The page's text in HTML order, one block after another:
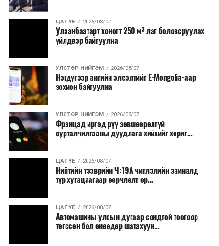
ЦАГ ҮЕ 2026/08/07
Улаанбаатарт хоногт 250 м³ лаг боловсруулах
үйлдвэр байгуулна
УЛСТӨР НИЙГЭМ 2026/08/07
Нэгдүгээр ангийн элсэлтийг E-Mongolia-аар
зохион байгуулна
УЛСТӨР НИЙГЭМ 2026/08/07
Францад иргэд рүү зөвшөөрөлгүй
сурталчилгааны дуудлага хийхийг хориг...
ЦАГ ҮЕ 2026/08/07
Нийтийн тээврийн Ч:19А чиглэлийн замналд
түр хугацаагаар өөрчлөлт ор...
ЦАГ ҮЕ 2026/08/07
Автомашины улсын дугаар сондгой тоогоор
төгссөн бол өнөөдөр шатахуун...